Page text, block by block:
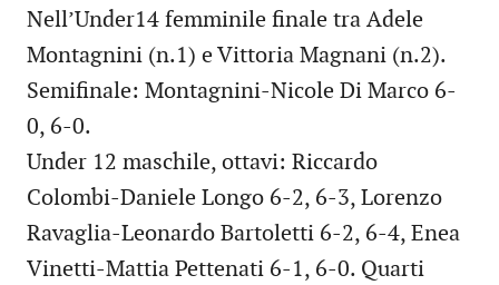
Nell’Under14 femminile finale tra Adele
Montagnini (n.1) e Vittoria Magnani (n.2).
Semifinale: Montagnini-Nicole Di Marco 6-
0, 6-0.
Under 12 maschile, ottavi: Riccardo
Colombi-Daniele Longo 6-2, 6-3, Lorenzo
Ravaglia-Leonardo Bartoletti 6-2, 6-4, Enea
Vinetti-Mattia Pettenati 6-1, 6-0. Quarti